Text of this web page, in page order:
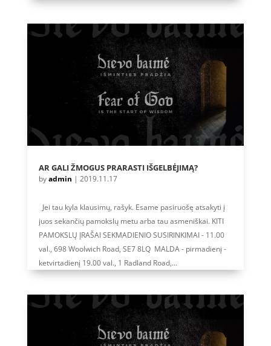
AR GALI ŽMOGUS PRARASTI IŠGELBĖJIMĄ?
byadmin | 2019.11.17
Jei tau kyla klausimų, rašyk. Esame pasiruošę atsakyti į
juos sekančių pamokslų metu arba tau asmeniškai. KITI
PAMOKSLŲ ĮRAŠAI SEKMADIENIO SUSIRINKIMAI - 11.00
val., 698 Woolwich Road, SE7 8LQ MALDA - pirmadienį -
ketvirtadienį 19.00 val., 1 Radland Road,...